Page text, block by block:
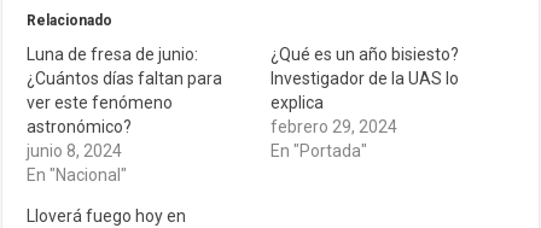
Relacionado
Luna de fresa de junio:
¿Cuántos días faltan para
ver este fenómeno
astronómico?
junio 8, 2024
En "Nacional"
¿Qué es un año bisiesto?
Investigador de la UAS lo
explica
febrero 29, 2024
En "Portada"
Lloverá fuego hoy en